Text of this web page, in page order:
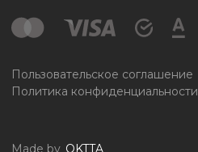
Пользовательское соглашение
Политика конфиденциальности
Made by OKTTA